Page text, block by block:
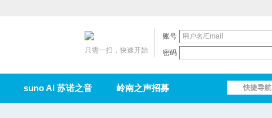
账号
密码
只需一扫，快速开始
快捷导航
suno AI 苏诺之音 岭南之声招募